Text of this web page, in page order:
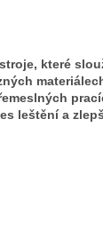
které
leštění a